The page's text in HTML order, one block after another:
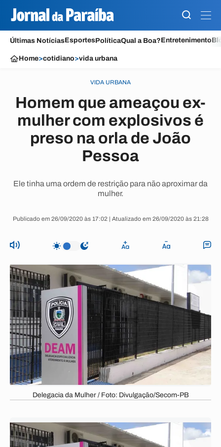
Últimas NotíciasEsportesPolíticaQual a Boa?Entretenimento
Home>cotidiano>vida urbana
VIDA URBANA
Homem que ameaçou ex-
mulher com explosivos é
preso na orla de João
Pessoa
Ele tinha uma ordem de restrição para não aproximar da
mulher.
Publicado em 26/09/2020 às 17:02 | Atualizado em 26/09/2020 às 21:28
Delegacia da Mulher / Foto: Divulgação/Secom-PB